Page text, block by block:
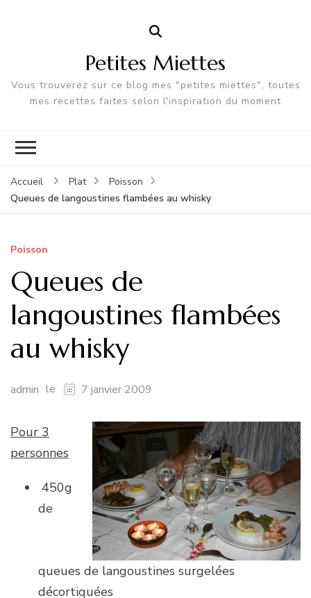
Petites Miettes
Vous trouverez sur ce blog mes "petites miettes", toutes
mes recettes faites selon l'inspiration du moment
Accueil Plat
Poisson
Queues de langoustines flambées au whisky
Poisson
Queues de
langoustines flambées
au whisky
admin le 7 janvier 2009
Pour 3
personnes
450g
de
queues de langoustines surgelées
décortiquées